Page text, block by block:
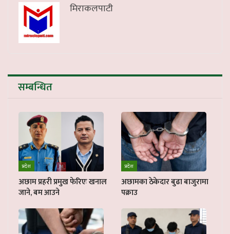
मिराकलपाटी
सम्बन्धित
प्रदेश
अछाम प्रहरी प्रमुख फेरिएः खनाल
जाने, बम आउने
प्रदेश
अछामका ठेकेदार बुढा बाजुरामा
पक्राउ